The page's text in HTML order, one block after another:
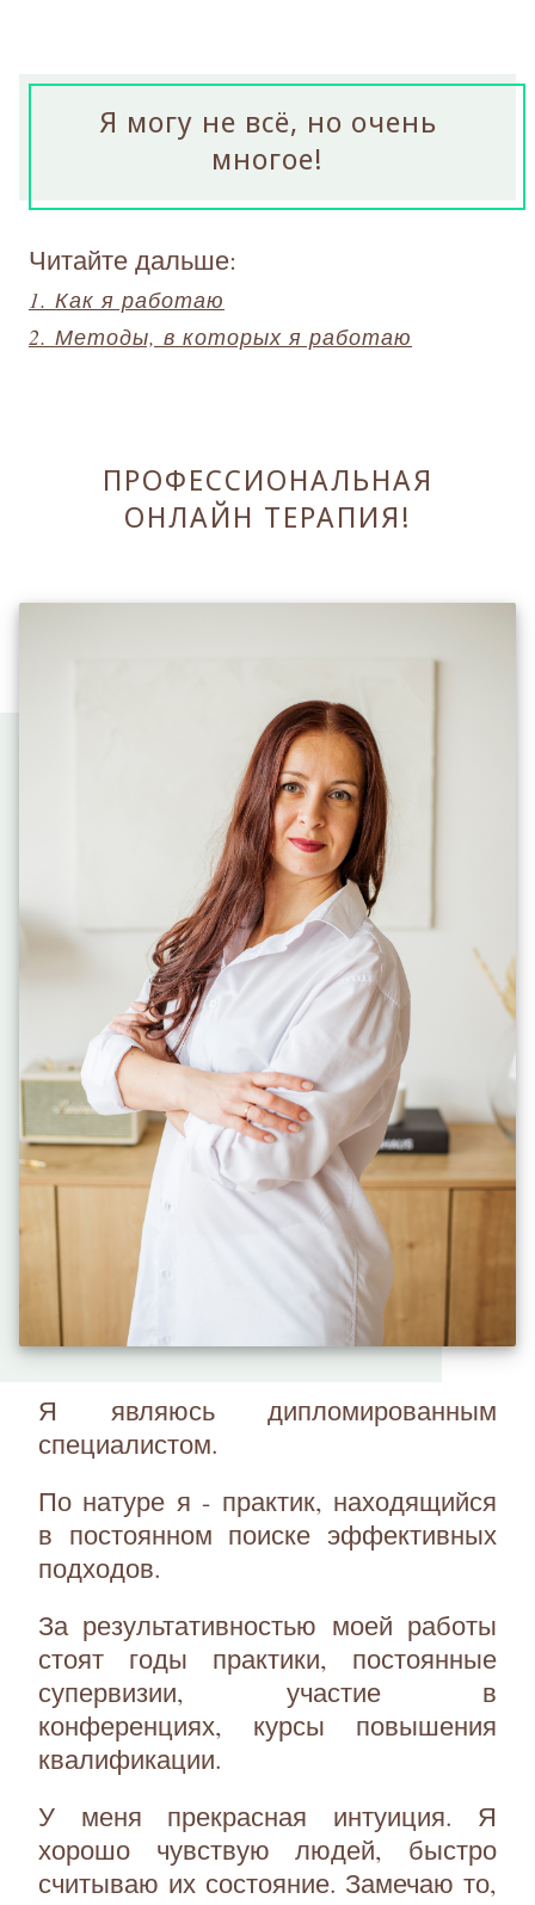
Я могу не всё, но очень
многое!
Читайте дальше:
1. Как я работаю
2. Методы, в которых я работаю
ПРОФЕССИОНАЛЬНАЯ
ОНЛАЙН ТЕРАПИЯ!
Я являюсь дипломированным
специалистом.
По натуре я - практик, находящийся
в постоянном поиске эффективных
подходов.
За результативностью моей работы
стоят годы практики, постоянные
супервизии, участие в
конференциях, курсы повышения
квалификации.
У меня прекрасная интуиция. Я
хорошо чувствую людей, быстро
считываю их состояние. Замечаю то,